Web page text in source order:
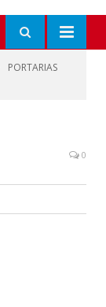
PORTARIAS
0